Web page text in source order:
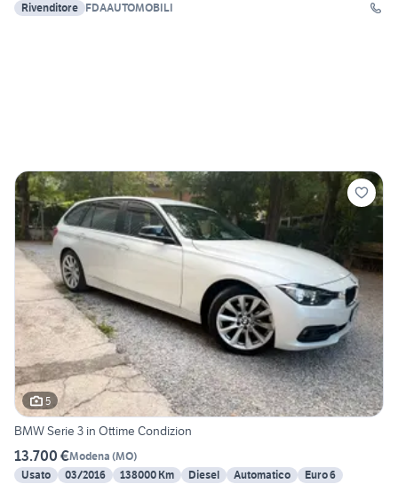
Rivenditore FDAAUTOMOBILI
5
BMW Serie 3 in Ottime Condizion
13.700 €Modena (MO)
Usato
03/2016 138000 Km Diesel Automatico
Euro 6